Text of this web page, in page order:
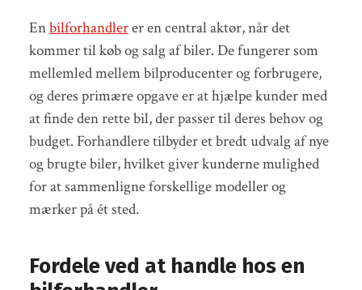
Enbilforhandlerer en central aktør, når det
kommer til køb og salg af biler. De fungerer som
mellemled mellem bilproducenter og forbrugere,
og deres primære opgave er at hjælpe kunder med
at finde den rette bil, der passer til deres behov og
budget. Forhandlere tilbyder et bredt udvalg af nye
og brugte biler, hvilket giver kunderne mulighed
for at sammenligne forskellige modeller og
mærker på ét sted.
Fordele ved at handle hos en